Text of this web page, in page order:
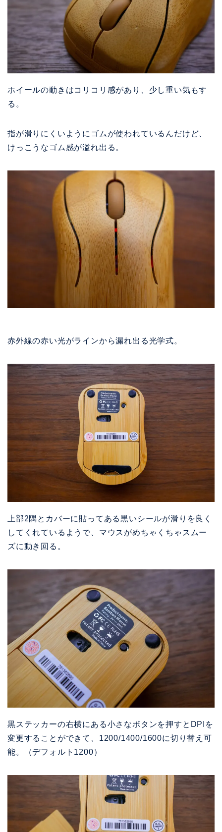
ホイールの動きはコリコリ感があり、 少し重い気もす
る。
指が滑りにくいようにゴムが使われているんだけど、
けっこうなゴム感が溢れ出る。
赤外線の赤い光がラインから漏れ出る光学式。
上部2隅とカバーに貼ってある黒いシールが滑りを良く
してくれているようで、マウスがめちゃくちゃスムー
ズに動き回る。
黒ステッカーの右横にある小さなボタンを押すとDPIを
変更することができて、1200/1400/1600に切り替え可
能。（デフォルト1200）